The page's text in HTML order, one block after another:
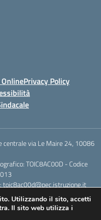
Privacy Policy
centrale via Le Maire 24, 10086
TOIC8AC00D - Codice
toic8ac00d@pec.istruzione.it
& Design by Designers Italia
Utilizzando il sito, accetti
Il sito web utilizza i